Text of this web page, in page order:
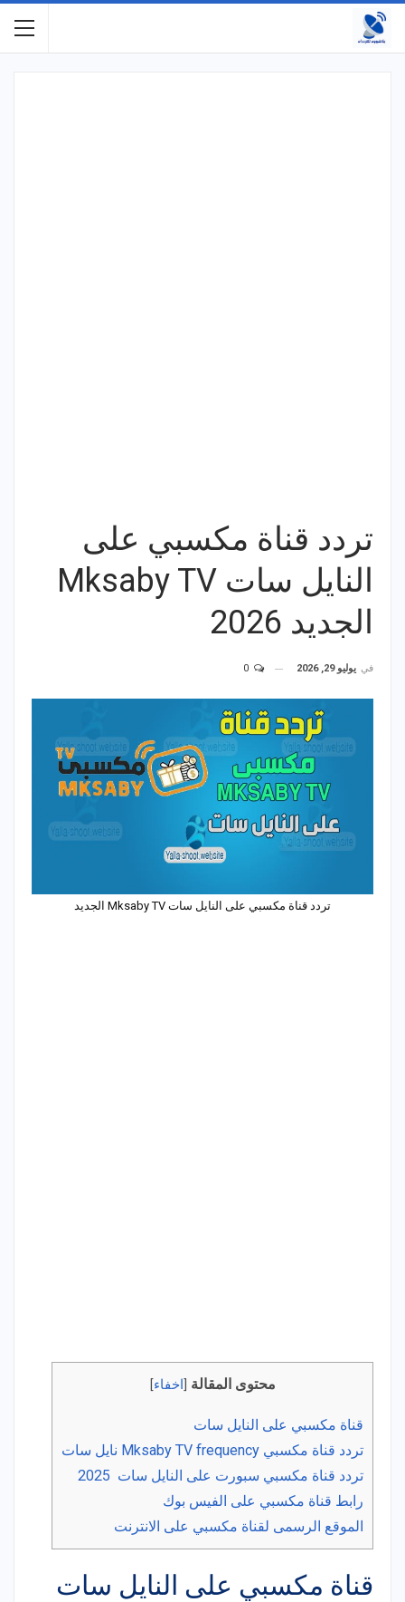
تردد قناة مكسبي على
النايل سات Mksaby TV
الجديد 2026
في يوليو 29, 2026
تردد قناة مكسبي على النايل سات Mksaby TV الجديد
محتوى المقالة اخفاء
قناة مكسبي على النايل سات
تردد قناة مكسبي Mksaby TV frequency نايل سات
تردد قناة مكسبي سبورت على النايل سات 2025
رابط قناة مكسبي على الفيس بوك
الموقع الرسمى لقناة مكسبي على الانترنت
قناة مكسبي على النايل سات